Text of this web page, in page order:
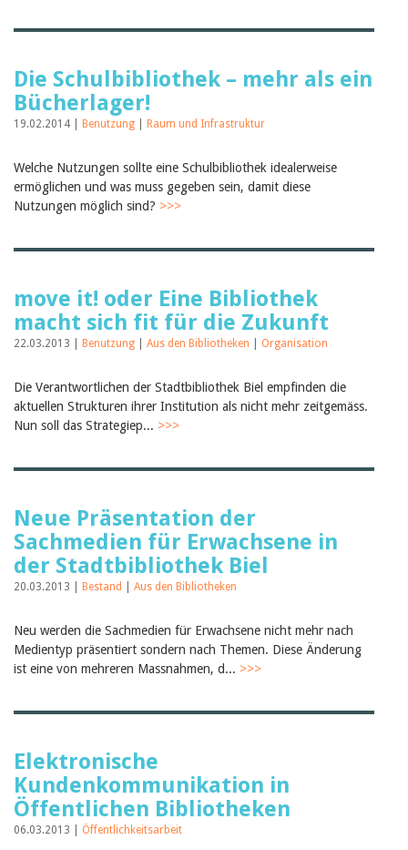
Die Schulbibliothek – mehr als ein
Bücherlager!
19.02.2014 | Benutzung Raum und Infrastruktur
Welche Nutzungen sollte eine Schulbibliothek idealerweise
ermöglichen und was muss gegeben sein, damit diese
Nutzungen möglich sind? >>>
move it! oder Eine Bibliothek
macht sich fit für die Zukunft
22.03.2013 | Benutzung Aus den Bibliotheken Organisation
Die Verantwortlichen der Stadtbibliothek Biel empfinden die
aktuellen Strukturen ihrer Institution als nicht mehr zeitgemäss.
Nun soll das Strategiep... >>>
Neue Präsentation der
Sachmedien für Erwachsene in
der Stadtbibliothek Biel
20.03.2013 | Bestand Aus den Bibliotheken
Neu werden die Sachmedien für Erwachsene nicht mehr nach
Medientyp präsentiert sondern nach Themen. Diese Änderung
ist eine von mehreren Massnahmen, d... >>>
Elektronische
Kundenkommunikation in
Öffentlichen Bibliotheken
06.03.2013 | Öffentlichkeitsarbeit